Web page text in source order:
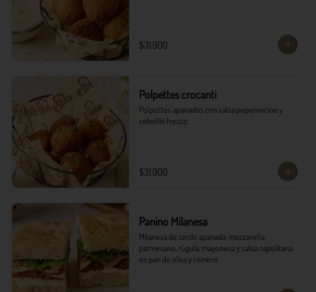
$31.900
Polpettes crocanti
Polpettes apanados con salsa peperoncino y
cebollín fresco.
$31.900
Panino Milanesa
Milanesa de cerdo apanada, mozzarella,
parmesano, rúgula, mayonesa y salsa napolitana
en pan de oliva y romero.